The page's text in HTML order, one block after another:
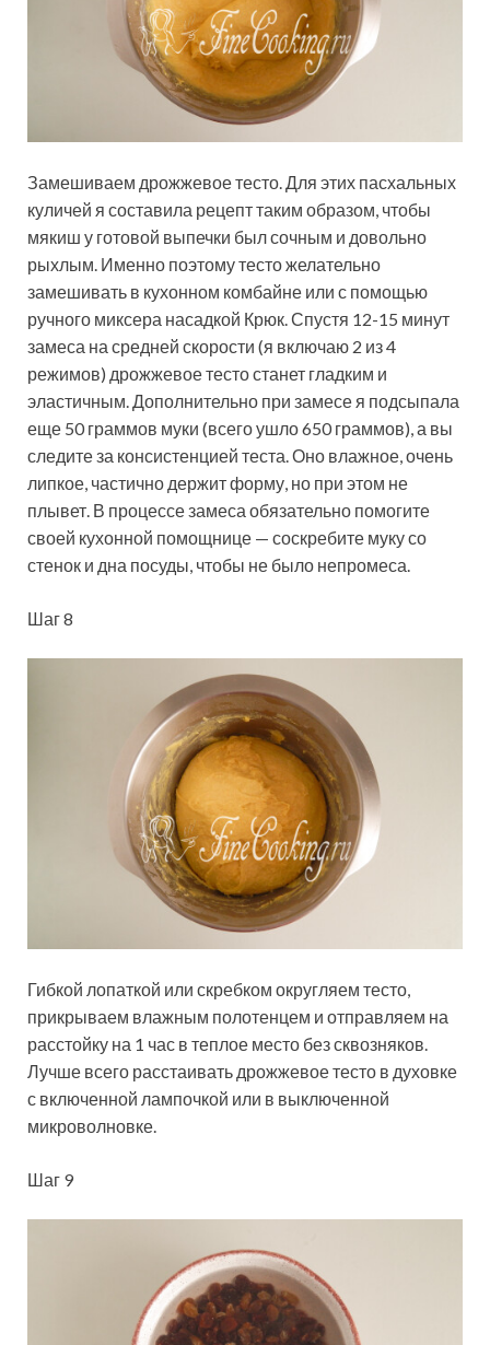
Замешиваем дрожжевое тесто. Для этих пасхальных
куличей я составила рецепт таким образом, чтобы
мякиш у готовой выпечки был сочным и довольно
рыхлым. Именно поэтому тесто желательно
замешивать в кухонном комбайне или с помощью
ручного миксера насадкой Крюк. Спустя 12-15 минут
замеса на средней скорости (я включаю 2 из 4
режимов) дрожжевое тесто станет гладким и
эластичным. Дополнительно при замесе я подсыпала
еще 50 граммов муки (всего ушло 650 граммов), а вы
следите за консистенцией теста. Оно влажное, очень
липкое, частично держит форму, но при этом не
плывет. В процессе замеса обязательно помогите
своей кухонной помощнице — соскребите муку со
стенок и дна посуды, чтобы не было непромеса.
Шаг 8
Гибкой лопаткой или скребком округляем тесто,
прикрываем влажным полотенцем и отправляем на
расстойку на 1 час в теплое место без сквозняков.
Лучше всего расстаивать дрожжевое тесто в духовке
с включенной лампочкой или в выключенной
микроволновке.
Шаг 9